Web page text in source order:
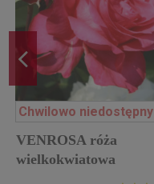
Chwilowo niedostępny
VENROSA róża
wielkokwiatowa